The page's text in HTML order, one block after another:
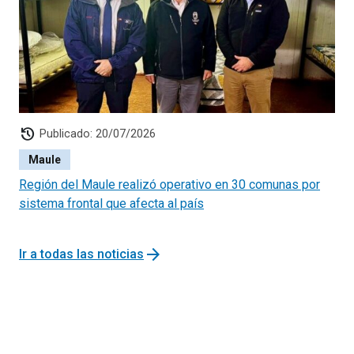
history Publicado: 20/07/2026
Maule
Región del Maule realizó operativo en 30 comunas por
sistema frontal que afecta al país
Ir a todas las noticias arrow_forward